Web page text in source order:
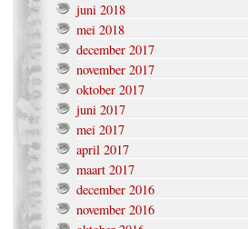
juni 2018
mei 2018
december 2017
november 2017
oktober 2017
juni 2017
mei 2017
april 2017
maart 2017
december 2016
november 2016